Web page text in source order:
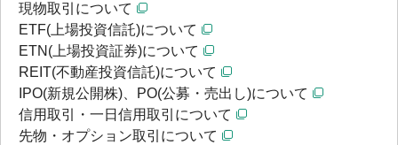
現物取引について
ETF(上場投資信託)について
ETN(上場投資証券)について
REIT(不動産投資信託)について
IPO(新規公開株)、PO(公募・売出し)について
信用取引・一日信用取引について
先物・オプション取引について